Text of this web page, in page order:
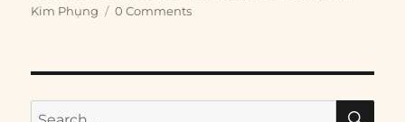
Kim Phụng
0 Comments
Search